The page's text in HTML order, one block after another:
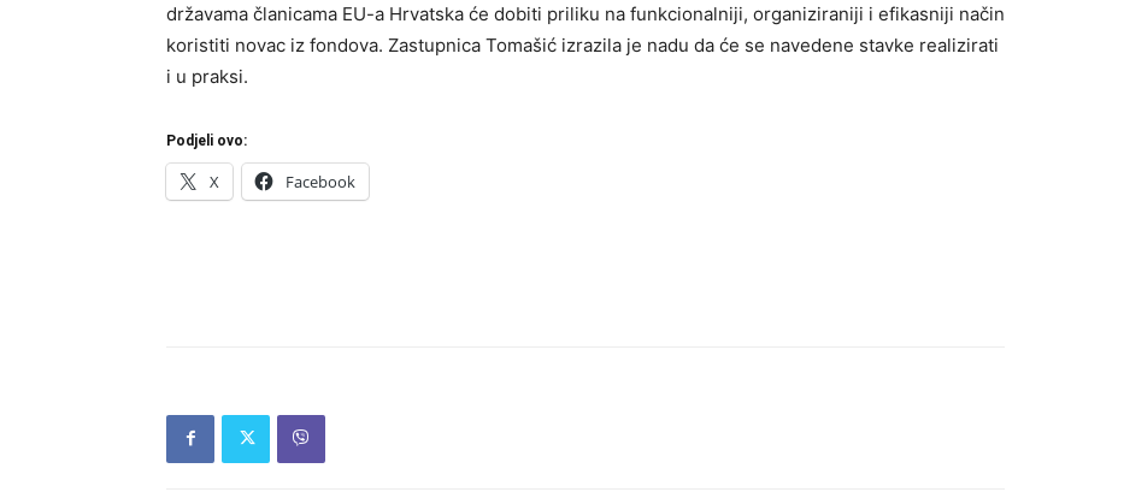
državama članicama EU-a Hrvatska će dobiti priliku na funkcionalniji, organiziraniji i efikasniji način
koristiti novac iz fondova. Zastupnica Tomašić izrazila je nadu da će se navedene stavke realizirati
i u praksi.
Podjeli ovo:
X Facebook